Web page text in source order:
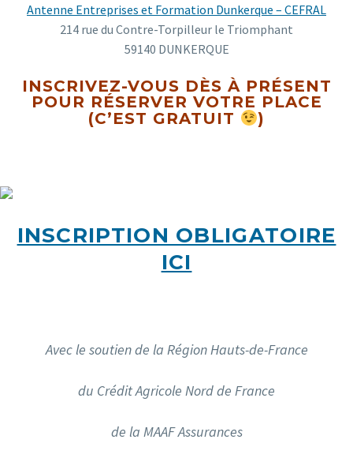
Antenne Entreprises et Formation Dunkerque – CEFRAL
214 rue du Contre-Torpilleur le Triomphant
59140 DUNKERQUE
INSCRIVEZ-VOUS DÈS À PRÉSENT
POUR RÉSERVER VOTRE PLACE
(C’EST GRATUIT
)
INSCRIPTION OBLIGATOIRE
ICI
Avec le soutien de la Région Hauts-de-France
du Crédit Agricole Nord de France
de la MAAF Assurances